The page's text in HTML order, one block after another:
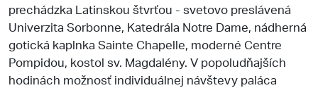
prechádzka Latinskou štvrťou - svetovo preslávená
Univerzita Sorbonne, Katedrála Notre Dame, nádherná
gotická kaplnka Sainte Chapelle, moderné Centre
Pompidou, kostol sv. Magdalény. V popoludňajších
hodinách možnosť individuálnej návštevy paláca